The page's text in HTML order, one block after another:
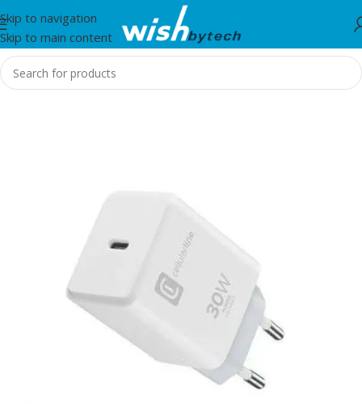
Skip to navigation
Skip to main content
Home/IT